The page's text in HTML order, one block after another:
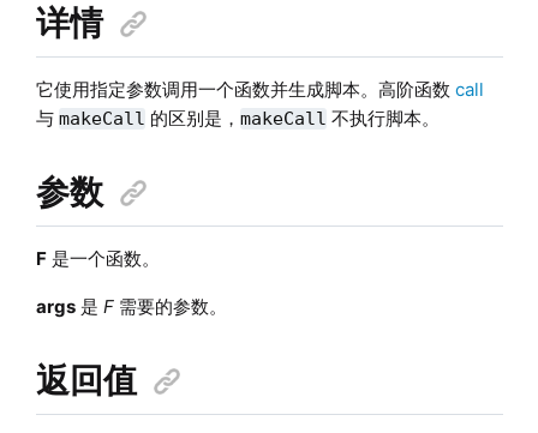
详情
它使用指定参数调用一个函数并生成脚本。高阶函数 call
与 makeCall 的区别是， makeCall 不执行脚本。
参数
F是一个函数。
args是 F需要的参数。
返回值